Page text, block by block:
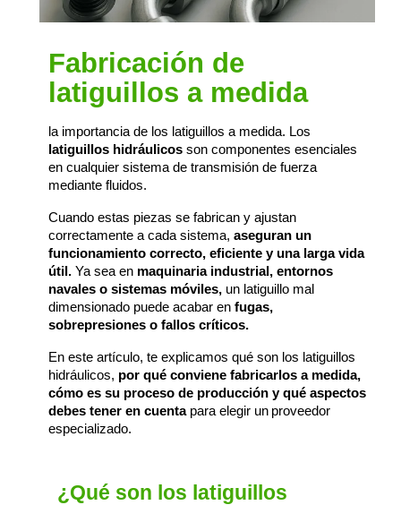
Fabricación de
latiguillos a medida
latiguillos hidráulicos son componentes esenciales
en cualquier sistema de transmisión de fuerza
mediante fluidos.
Cuando estas piezas se fabrican y ajustan
correctamente a cada sistema, aseguran un
funcionamiento correcto, eficiente y una larga vida
útil. Ya sea en maquinaria industrial, entornos
navales o sistemas móviles,un latiguillo mal
dimensionado puede acabar enfugas,
sobrepresiones o fallos críticos.
En este artículo, te explicamos qué son los latiguillos
hidráulicos, por qué conviene fabricarlos a medida,
cómo es su proceso de producción y qué aspectos
debes tener en cuenta para elegir un proveedor
especializado.
¿Qué son los latiguillos